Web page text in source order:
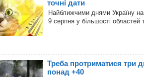
точні дати
Найближчими днями Україну
9 серпня у більшості областей
Треба протриматися три
понад +40